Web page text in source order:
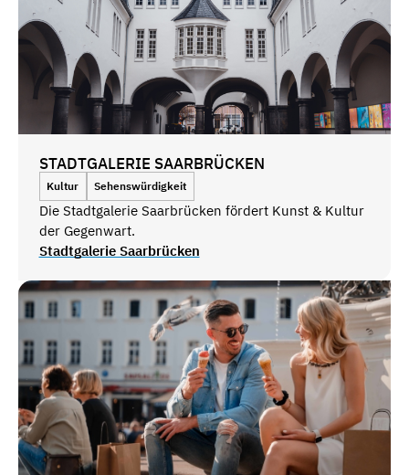
STADTGALERIE SAARBRÜCKEN
Kultur Sehenswürdigkeit
Die Stadtgalerie Saarbrücken fördert Kunst & Kultur
der Gegenwart.
Stadtgalerie Saarbrücken